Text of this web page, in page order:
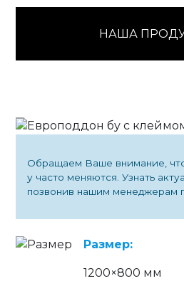
НАША
Обращаем Ваше внимание,
у часто меняются. Узнать
позвонив нашим менеджерам
Размер:
1200×800 мм